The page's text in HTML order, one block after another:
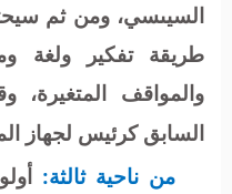
السيىسي، ومن ثم
طريقة تفكير ولغة
والمواقف
السابق كرئيس لجهاز
من ناحية ثالثة: